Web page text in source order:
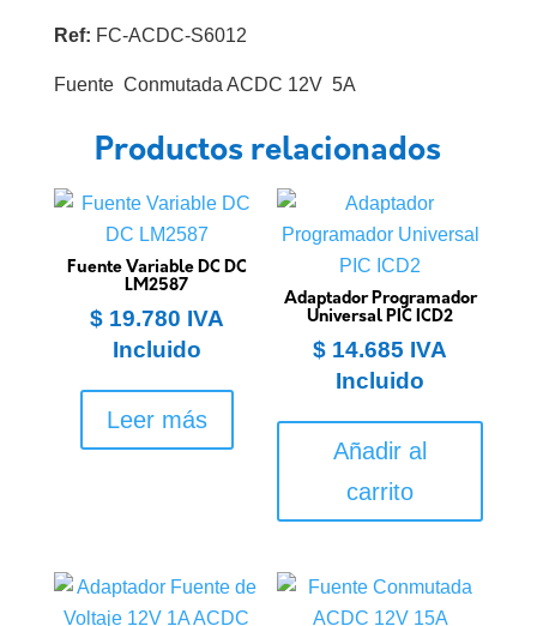
Ref: FC-ACDC-S6012
Fuente Conmutada ACDC 12V 5A
Productos relacionados
Fuente Variable DC DC
LM2587
$19.780 IVA
Incluido
Leer más
Adaptador Programador
Universal PIC ICD2
$ 14.685 IVA
Incluido
Añadir al
carrito